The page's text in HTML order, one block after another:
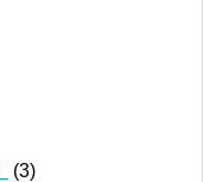
(3)